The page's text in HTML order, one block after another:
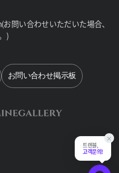
채팅 상담
×
트렌블,
고객문의!
問い合わせいただいた場合、
)
お問い合わせ掲示板